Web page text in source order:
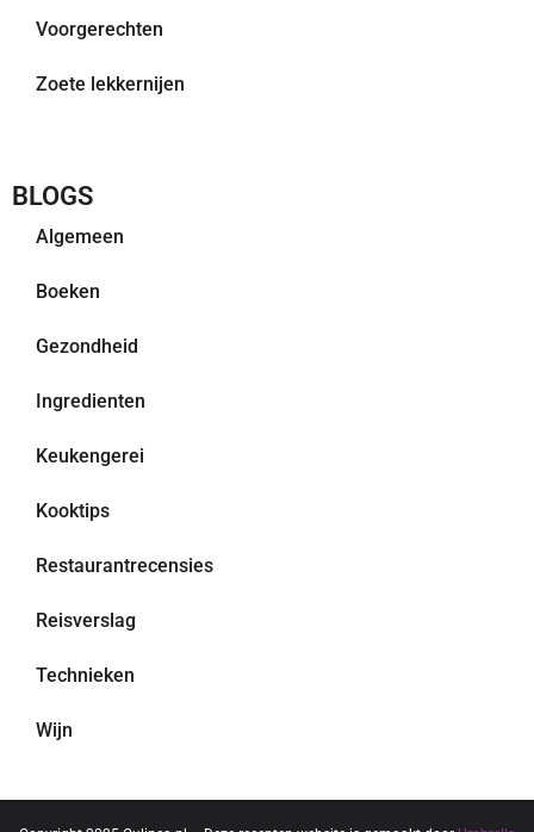
Voorgerechten
Zoete lekkernijen
BLOGS
Algemeen
Boeken
Gezondheid
Ingredienten
Keukengerei
Kooktips
Restaurantrecensies
Reisverslag
Technieken
Wijn